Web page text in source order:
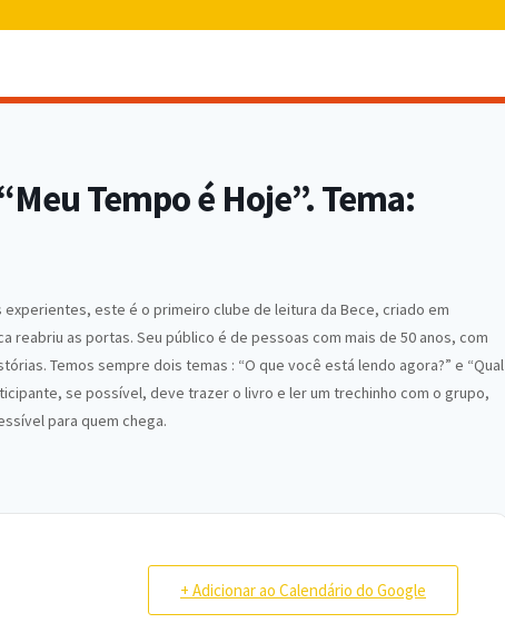
Tempo é Hoje”. Tema:
este é o primeiro clube de leitura da Bece, criado em
reabriu as portas. Seu público é de pessoas com mais de 50 anos, com
Temos sempre dois temas : “O que você está lendo agora?” e “Qual
se possível, deve trazer o livro e ler um trechinho com o grupo,
para quem chega.
+ Adicionar ao Calendário do Google